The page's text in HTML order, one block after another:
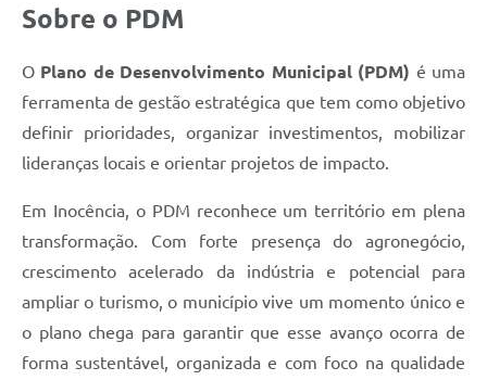
Sobre o PDM
O Plano de Desenvolvimento Municipal (PDM) é uma
ferramenta de gestão estratégica que tem como objetivo
definir prioridades, organizar investimentos, mobilizar
lideranças locais e orientar projetos de impacto.
Em Inocência, o PDM reconhece um território em plena
transformação. Com forte presença do agronegócio,
crescimento acelerado da indústria e potencial para
ampliar o turismo, o município vive um momento único e
o plano chega para garantir que esse avanço ocorra de
forma sustentável, organizada e com foco na qualidade